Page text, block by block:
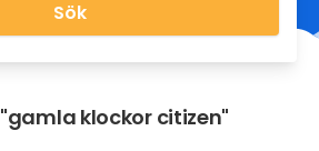
Sök
"gamla klockor citizen"